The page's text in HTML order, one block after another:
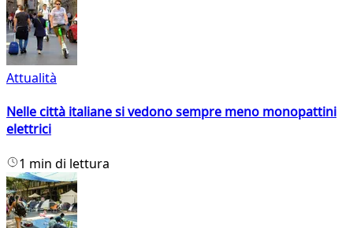
Attualità
Nelle città italiane si vedono sempre meno monopattini
elettrici
1 min di lettura